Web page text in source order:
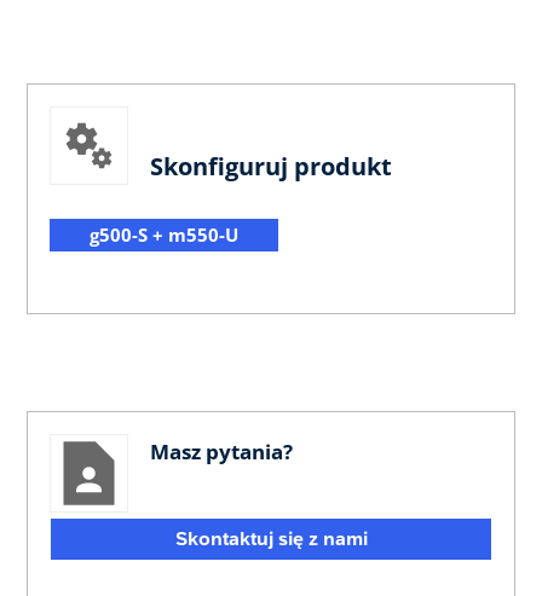
Skonfiguruj produkt
g500-S + m550-U
Masz pytania?
Skontaktuj się z nami